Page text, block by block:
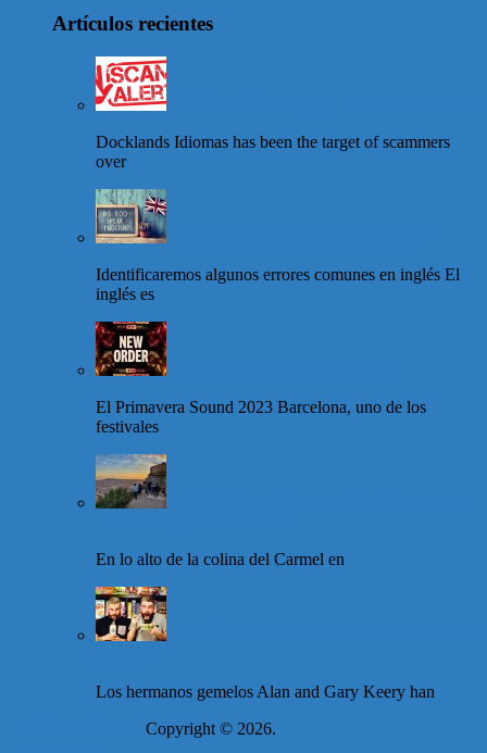
Artículos recientes
Docklands Idiomas has been the target of scammers
over
Identificaremos algunos errores comunes en inglés El
inglés es
El Primavera Sound 2023 Barcelona, uno de los
festivales
En lo alto de la colina del Carmel en
Los hermanos gemelos Alan and Gary Keery han
Copyright © 2026.